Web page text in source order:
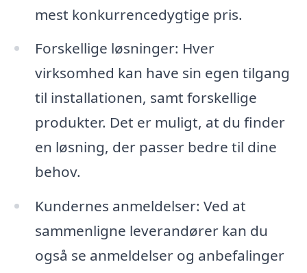
mest konkurrencedygtige pris.
Forskellige løsninger: Hver
virksomhed kan have sin egen tilgang
til installationen, samt forskellige
produkter. Det er muligt, at du finder
en løsning, der passer bedre til dine
behov.
Kundernes anmeldelser: Ved at
sammenligne leverandører kan du
også se anmeldelser og anbefalinger